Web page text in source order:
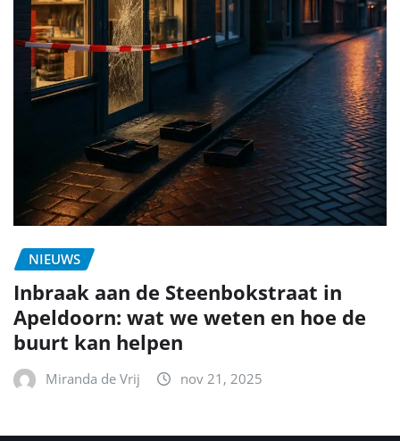
NIEUWS
Inbraak aan de Steenbokstraat in
Apeldoorn: wat we weten en hoe de
buurt kan helpen
Miranda de Vrij nov 21, 2025